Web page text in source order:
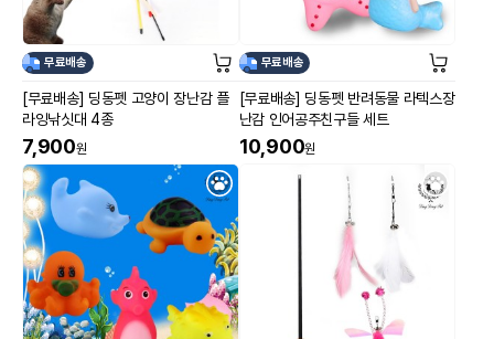
무료배송
[무료배송] 딩동펫 고양이 장난감 플
라잉낚싯대 4종
7,900원
무료배송
[무료배송] 딩동펫 반려동물 라텍스장
난감 인어공주친구들 세트
10,900원